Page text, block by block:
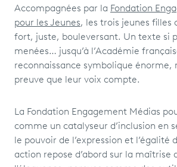
Accompagnées par la Fondation
pour les Jeunes, les trois jeunes filles
fort, juste, bouleversant. Un texte si
menées… jusqu’à l’Académie
reconnaissance symbolique énorme,
preuve que leur voix compte.
La Fondation Engagement Médias
comme un catalyseur d’inclusion en
le pouvoir de l’expression et l’égalité
action repose d’abord sur la maîtrise